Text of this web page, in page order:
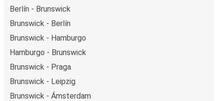
Berlín - Brunswick
Brunswick - Berlín
Brunswick - Hamburgo
Hamburgo - Brunswick
Brunswick - Praga
Brunswick - Leipzig
Brunswick - Ámsterdam